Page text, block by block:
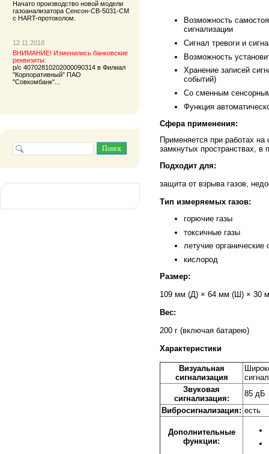
Начато производство новой модели
газоанализатора Сенсон-СВ-5031-СМ
с HART-протоколом.
12.11.2018
ВНИМАНИЕ! Изменились банковские
реквизиты:
р/с 40702810202000090314 в Филиал
"Корпоративный" ПАО
"Совкомбанк"...
Возможность
сигнализации
Сигнал тревоги и
Возможность
Хранение записей
событий)
Со сменным
Функция
Сфера применения:
Применяется при работах
замкнутых пространствах, в
Подходит для:
защита от взрыва газов,
Тип измеряемых газов:
горючие газы
токсичные газы
летучие органические
кислород
Размер:
109 мм (Д) × 64 мм (Ш) × 30
Вес:
200 г (включая батарею)
Характеристики
Визуальная
сигнализация
Звуковая
сигнализация:
85 дБ
Вибросигнализация: есть
Дополнительные
функции: